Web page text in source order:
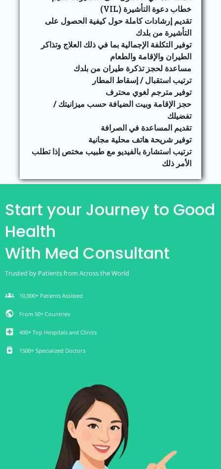
خطاب دعوة التأشيرة (VIL)
تقديم إرشادات كاملة حول كيفية الحصول على
التأشيرة من بلدك
توفير التكلفة الإجمالية بما في ذلك العلاج وتذاكر
الطيران والإقامة والطعام
مساعدة لحجز تذكرة طيران من بلدك
ترتيب استقبال / إسقاط المطار
توفير مترجم لغوي محترف
حجز الإقامة وبيت الضيافة حسب ميزانيتك /
تفضيلك
تقديم المساعدة في الصرافة
توفير شريحة هاتف محلية مجانية
ترتيب استشارة بالفيديو مع طبيب مختص إذا تطلب
الأمر ذلك
Start your Journey to Good
Health
With Med Consultant
Trusted by Patients from Across the World
groups 10,000+ Patients Assisted
public From 50+ Countries
local_hospital 400+ Top Hospitals and Clinics
medication 1500+ Specialized Doctors